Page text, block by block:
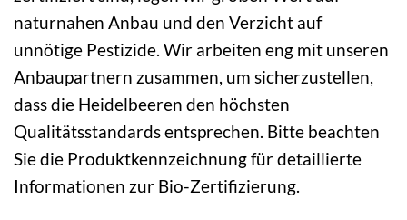
naturnahen Anbau und den Verzicht auf
unnötige Pestizide. Wir arbeiten eng mit unseren
Anbaupartnern zusammen, um sicherzustellen,
dass die Heidelbeeren den höchsten
Qualitätsstandards entsprechen. Bitte beachten
Sie die Produktkennzeichnung für detaillierte
Informationen zur Bio-Zertifizierung.